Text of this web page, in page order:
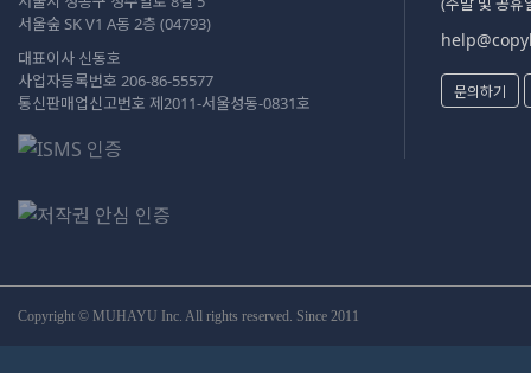
서울숲 SK V1 A동 2층 (04793)
대표이사 신동호
사업자등록번호 206-86-55577
통신판매업신고번호 제2011-서울성동-0831호
문의하기
Copyright © MUHAYU Inc. All rights reserved. Since 2011